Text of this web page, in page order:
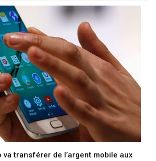
va transférer de l’argent mobile aux